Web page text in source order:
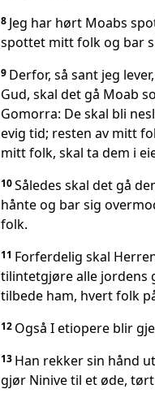
8 Jeg har hørt Moabs
spottet mitt folk og bar
9 Derfor, så sant jeg
Gud, skal det gå Moab
Gomorra: De skal bli
evig tid; resten av mitt
mitt folk, skal ta dem i
10Således skal det gå
hånte og bar sig
folk.
11 Forferdelig skal
tilintetgjøre alle jordens
tilbede ham, hvert folk
12 Også I etiopere blir
13 Han rekker sin hånd
gjør Ninive til et øde,